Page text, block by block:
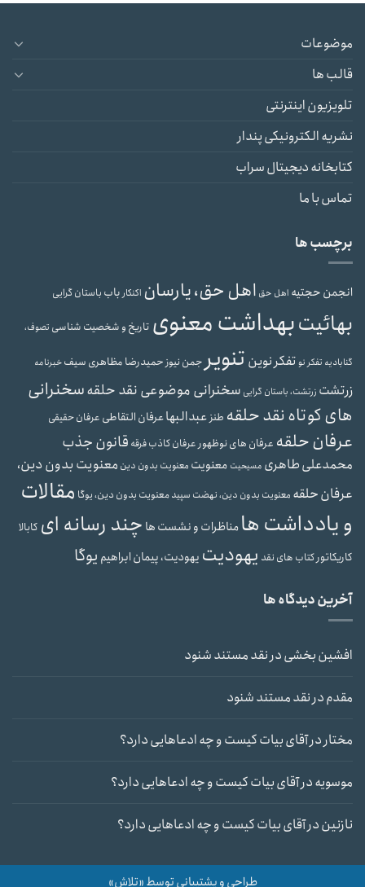
موضوعات
قالب ها
تلویزیون اینترنتی
نشریه الکترونیکی پندار
کتابخانه دیجیتال سراب
تماس با ما
برچسب ها
انجمن حجتیه اهل حق اهل حق، یارسان اکنکارباب باستان گرایی
بهائیتبهداشت معنوی تاریخ و شخصیت شناسی تصوف،
گنابادیه تفکر نوتفکر نوین تنویر جمن نیوزحمیدرضا مظاهری سیفخبرنامه
زرتشت زرتشت، باستان گرایی سخنرانی موضوعی نقد حلقهسخنرانی
های کوتاه نقد حلقه طنزعبدالبهاعرفان التقاطی عرفان حقیقی
عرفان حلقه عرفان های نوظهورعرفان کاذبفرقه قانون جذب
محمدعلی طاهری مسیحیت معنویت معنویت بدون دین معنویت بدون دین،
عرفان حلقه معنویت بدون دین، نهضت سپیدمعنویت بدون دین، یوگا مقالات
و یادداشت هامناظرات و نشست ها چند رسانه ای کابالا
کاریکاتورکتاب های نقد یهودیت یهودیت، پیمان ابراهیم یوگا
آخرین دیدگاه ها
افشین بخشیدرنقد مستند شنود
مقدمدرنقد مستند شنود
مختاردرآقای بیات کیست و چه ادعاهایی دارد؟
موسویهدرآقای بیات کیست و چه ادعاهایی دارد؟
نازنیندرآقای بیات کیست و چه ادعاهایی دارد؟
طراحی و پشتیبانی توسط «تلاش»